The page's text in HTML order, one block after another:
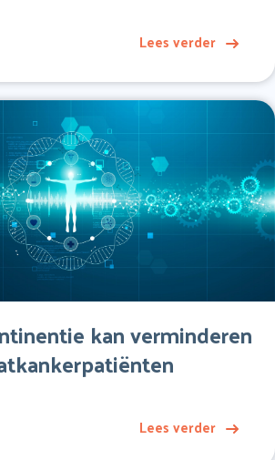
Lees verder
kan verminderen
Lees verder